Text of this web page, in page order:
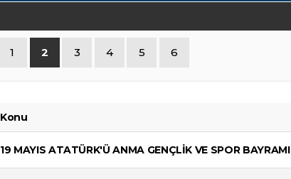
1 2 3 4 5 6
Konu
19 MAYIS ATATÜRK'Ü ANMA GENÇLİK VE SPOR BAYRAMI